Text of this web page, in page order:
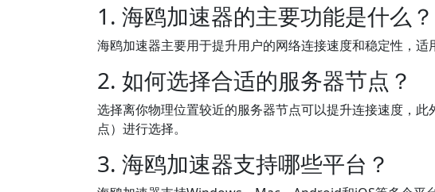
1. 海鸥加速器的主要功能是什么？
海鸥加速器主要用于提升用户的网络连接速度和稳定性，适
2. 如何选择合适的服务器节点？
选择离你物理位置较近的服务器节点可以提升连接速度，
点）进行选择。
3. 海鸥加速器支持哪些平台？